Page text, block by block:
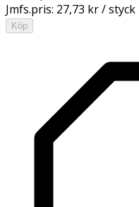
Jmfs.pris: 27,73 kr / styck
Köp